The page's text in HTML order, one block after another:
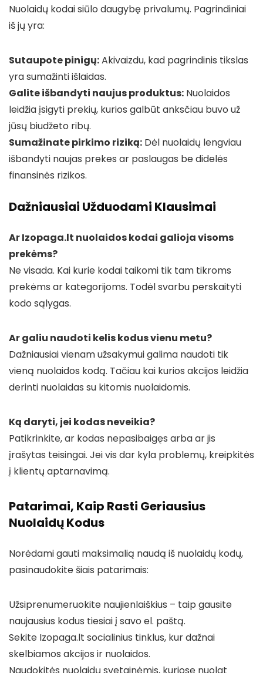
Nuolaidų kodai siūlo daugybę privalumų. Pagrindiniai
iš jų yra:
Sutaupote pinigų:Akivaizdu, kad pagrindinis tikslas
yra sumažinti išlaidas.
Galite išbandyti naujus produktus: Nuolaidos
leidžia įsigyti prekių, kurios galbūt anksčiau buvo už
jūsų biudžeto ribų.
Sumažinate pirkimo riziką: Dėl nuolaidų lengviau
išbandyti naujas prekes ar paslaugas be didelės
finansinės rizikos.
Dažniausiai Užduodami Klausimai
Ar Izopaga.lt nuolaidos kodai galioja visoms
prekėms?
Ne visada. Kai kurie kodai taikomi tik tam tikroms
prekėms ar kategorijoms. Todėl svarbu perskaityti
kodo sąlygas.
Ar galiu naudoti kelis kodus vienu metu?
Dažniausiai vienam užsakymui galima naudoti tik
vieną nuolaidos kodą. Tačiau kai kurios akcijos leidžia
derinti nuolaidas su kitomis nuolaidomis.
Ką daryti, jei kodas neveikia?
Patikrinkite, ar kodas nepasibaigęs arba ar jis
įrašytas teisingai. Jei vis dar kyla problemų, kreipkitės
į klientų aptarnavimą.
Patarimai, Kaip Rasti Geriausius
Nuolaidų Kodus
Norėdami gauti maksimalią naudą iš nuolaidų kodų,
pasinaudokite šiais patarimais:
Užsiprenumeruokite naujienlaiškius – taip gausite
naujausius kodus tiesiai į savo el. paštą.
Sekite Izopaga.lt socialinius tinklus, kur dažnai
skelbiamos akcijos ir nuolaidos.